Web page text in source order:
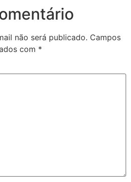
não será publicado. Campos
com *